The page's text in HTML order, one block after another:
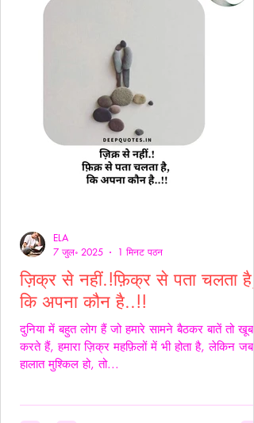
ज़िक्र से नहीं.!फ़िक्र से पता चलता है,
कि अपना कौन है..!!
दुनिया में बहुत लोग हैं जो हमारे सामने बैठकर बातें तो खूब
करते हैं, हमारा ज़िक्र महफ़िलों में भी होता है, लेकिन जब
हालात मुश्किल हो, तो...
ELA
7 जुल॰ 2025
1 मिनट पठन